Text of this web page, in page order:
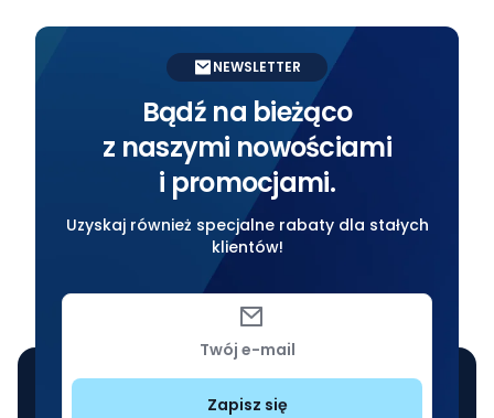
NEWSLETTER
Bądź na bieżąco
z naszymi nowościami
i promocjami.
Uzyskaj również specjalne rabaty dla stałych
klientów!
Twój e-mail
Zapisz się